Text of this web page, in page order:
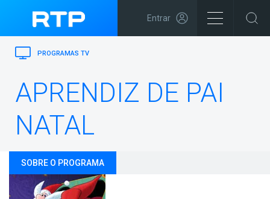
Entrar
PROGRAMAS TV
APRENDIZ DE PAI
NATAL
SOBRE O PROGRAMA